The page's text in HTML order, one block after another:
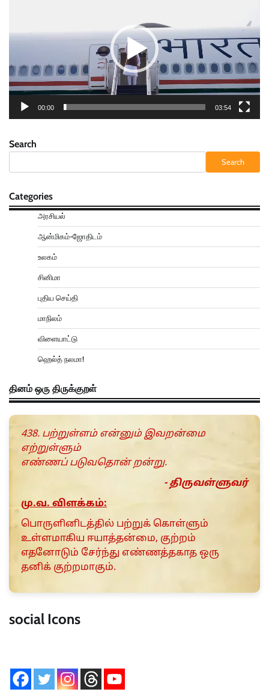
00:00 03:54
Search
Search
Categories
அரசியல்
ஆன்மிகம்-ஜோதிடம்
உலகம்
சினிமா
புதிய செய்தி
மாநிலம்
விளையாட்டு
ஹெல்த் நலமா!
தினம் ஒரு திருக்குறள்
438. பற்றுள்ளம் என்னும் இவறன்மை
எற்றுள்ளும்
எண்ணப் படுவதொன் றன்று.
- திருவள்ளுவர்
மு.வ. விளக்கம்:
பொருளினிடத்தில் பற்றுக் கொள்ளும்
உள்ளமாகிய ஈயாத்தன்மை, குற்றம்
எதனோடும் சேர்ந்து எண்ணத்தகாத ஒரு
தனிக் குற்றமாகும்.
social Icons